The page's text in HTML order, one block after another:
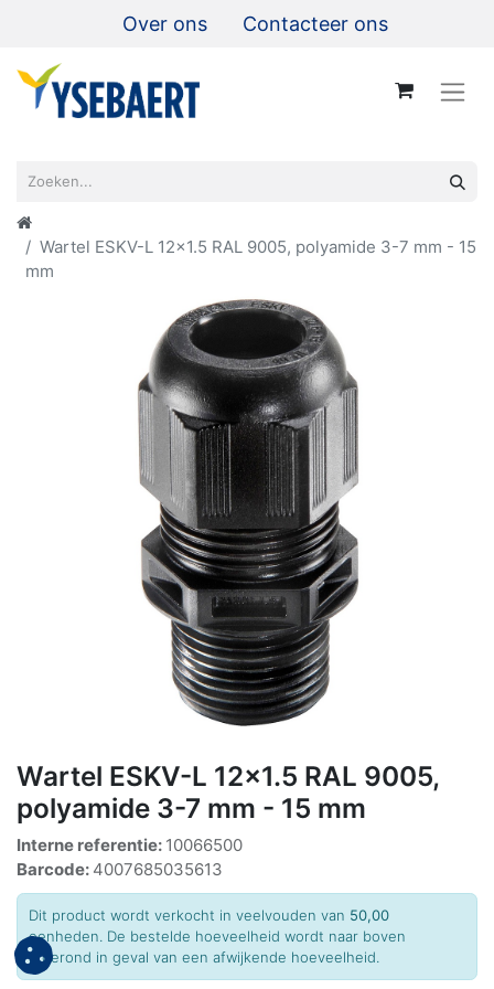
Over ons Contacteer ons
Wartel ESKV-L 12x1.5 RAL 9005, polyamide 3-7 mm - 15
mm
Wartel ESKV-L 12x1.5 RAL 9005,
polyamide 3-7 mm - 15 mm
Interne referentie: 10066500
Barcode: 4007685035613
Dit product wordt verkocht in veelvouden van 50,00
eenheden. De bestelde hoeveelheid wordt naar boven
afgerond in geval van een afwijkende hoeveelheid.